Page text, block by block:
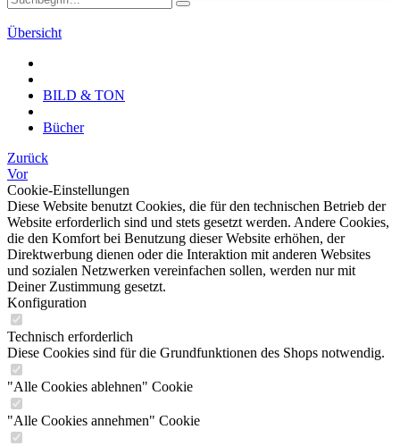
Übersicht
BILD & TON
Bücher
Zurück
Vor
Cookie-Einstellungen
Diese Website benutzt Cookies, die für den technischen Betrieb der
Website erforderlich sind und stets gesetzt werden. Andere Cookies,
die den Komfort bei Benutzung dieser Website erhöhen, der
Direktwerbung dienen oder die Interaktion mit anderen Websites
und sozialen Netzwerken vereinfachen sollen, werden nur mit
Deiner Zustimmung gesetzt.
Konfiguration
Technisch erforderlich
Diese Cookies sind für die Grundfunktionen des Shops notwendig.
"Alle Cookies ablehnen" Cookie
"Alle Cookies annehmen" Cookie